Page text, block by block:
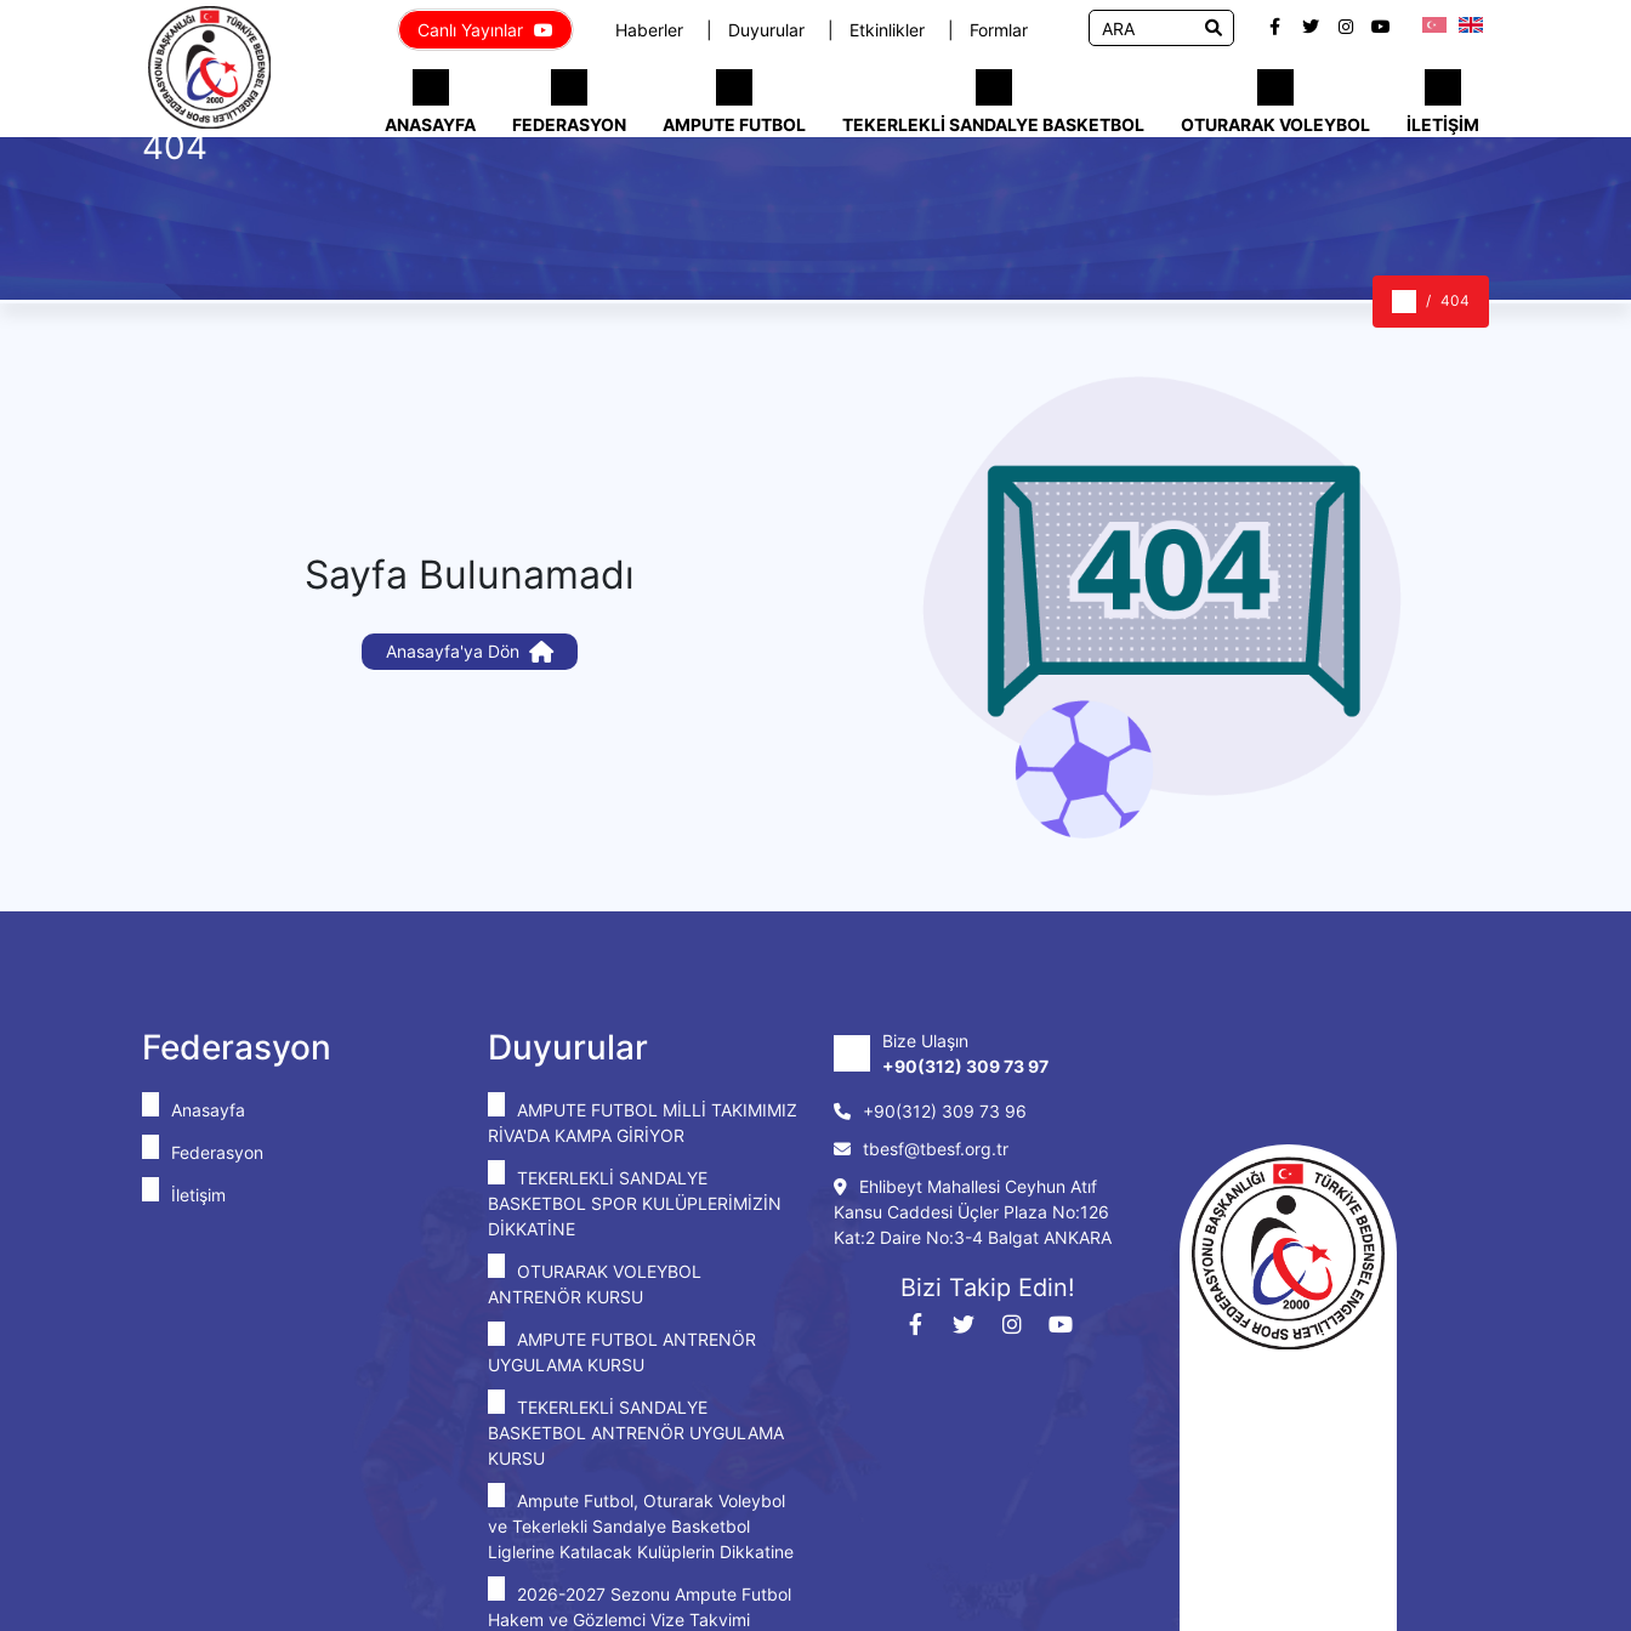
Haberler Duyurular Etkinlikler Formlar
Canlı Yayınlar
ANASAYFA FEDERASYON AMPUTE FUTBOL TEKERLEKLI SANDALYE BASKETBOL OTURARAK VOLEYBOL İLETIŞIM
404
404
Sayfa Bulunamadı
Anasayfa'ya Dön
Federasyon
Anasayfa
Federasyon
İletişim
Duyurular
AMPUTE FUTBOL MİLLİ TAKIMIMIZ
RİVA'DA KAMPA GİRİYOR
TEKERLEKLİ SANDALYE
BASKETBOL SPOR KULÜPLERİMİZİN
DİKKATİNE
OTURARAK VOLEYBOL
ANTRENÖR KURSU
AMPUTE FUTBOL ANTRENÖR
UYGULAMA KURSU
TEKERLEKLİ SANDALYE
BASKETBOL ANTRENÖR UYGULAMA
KURSU
Ampute Futbol, Oturarak Voleybol
ve Tekerlekli Sandalye Basketbol
Liglerine Katılacak Kulüplerin Dikkatine
2026-2027 Sezonu Ampute Futbol
Hakem ve Gözlemci Vize Takvimi
Bize Ulaşın
+90(312) 309 73 97
+90(312) 309 73 96
tbesf@tbesf.org.tr
Ehlibeyt Mahallesi Ceyhun Atıf
Kansu Caddesi Üçler Plaza No:126
Kat:2 Daire No:3-4 Balgat ANKARA
Bizi Takip Edin!